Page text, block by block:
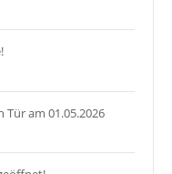
am 01.05.2026